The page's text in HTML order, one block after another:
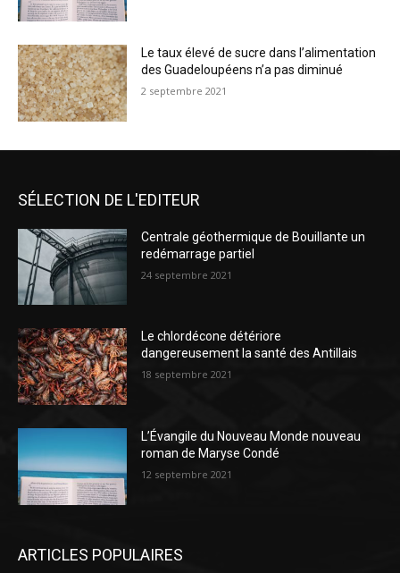
Le taux élevé de sucre dans l’alimentation
des Guadeloupéens n’a pas diminué
2 septembre 2021
SÉLECTION DE L'EDITEUR
Centrale géothermique de Bouillante un
redémarrage partiel
24 septembre 2021
Le chlordécone détériore
dangereusement la santé des Antillais
18 septembre 2021
L’Évangile du Nouveau Monde nouveau
roman de Maryse Condé
12 septembre 2021
ARTICLES POPULAIRES